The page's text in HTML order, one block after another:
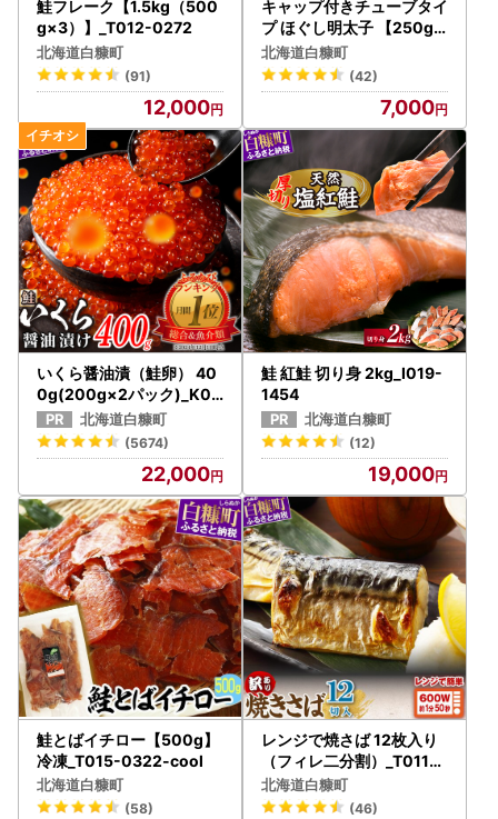
鮭フレーク【1.5kg（500
g×3）】_T012-0272
北海道白糠町
(91)
12,000
キャップ付きチューブタイ
プ ほぐし明太子 【250g×
4 合計1kg】_I007-0694
北海道白糠町
(42)
7,000
いくら醤油漬（鮭卵） 40
0g(200g×2パック)_K02
2-1676北海道白糠町
(5674)
22,000
鮭 紅鮭 切り身 2kg_I019-
1454
北海道白糠町
(12)
19,000
鮭とばイチロー【500g】
冷凍_T015-0322-cool
北海道白糠町
(58)
レンジで焼さば 12枚入り
（フィレ二分割）_T011-1
531
北海道白糠町
(46)